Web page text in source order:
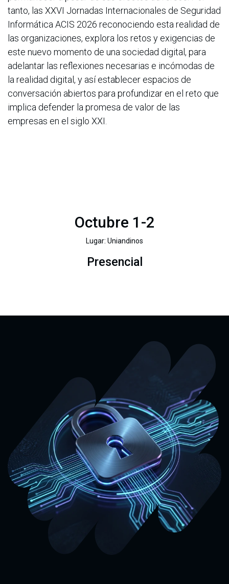
tanto, las XXVI Jornadas Internacionales de Seguridad
Informática ACIS 2026 reconociendo esta realidad de
las organizaciones, explora los retos y exigencias de
este nuevo momento de una sociedad digital, para
adelantar las reflexiones necesarias e incómodas de
la realidad digital, y así establecer espacios de
conversación abiertos para profundizar en el reto que
implica defender la promesa de valor de las
empresas en el siglo XXI.
Octubre 1-2
Lugar: Uniandinos
Presencial